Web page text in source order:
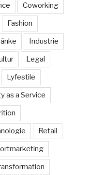
Coworking
Fashion
Industrie
Legal
Lyfestile
as a Service
Retail